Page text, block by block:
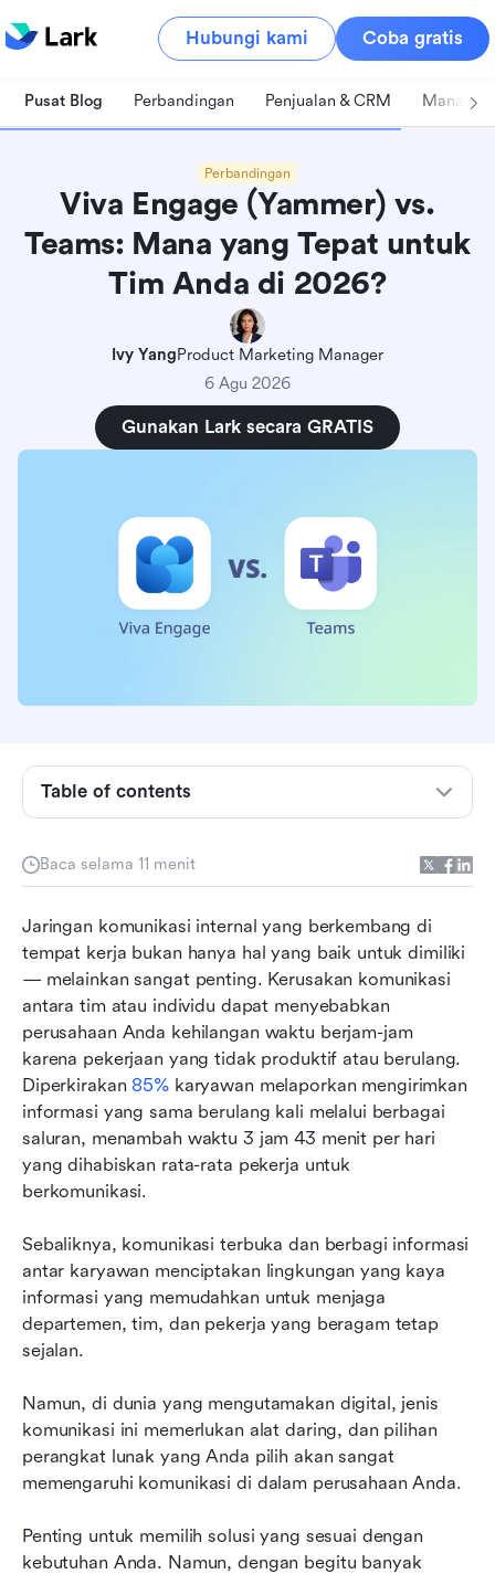
Hubungi kami Coba gratis
Pusat Blog Perbandingan Penjualan & CRM
Perbandingan
Viva Engage (Yammer) vs.
Teams: Mana yang Tepat untuk
Tim Anda di 2026?
Ivy YangProduct Marketing Manager
6 Agu 2026
Gunakan Lark secara GRATIS
Baca selama 11 menit
Jaringan komunikasi internal yang berkembang di
tempat kerja bukan hanya hal yang baik untuk dimiliki
— melainkan sangat penting. Kerusakan komunikasi
antara tim atau individu dapat menyebabkan
perusahaan Anda kehilangan waktu berjam-jam
karena pekerjaan yang tidak produktif atau berulang.
Diperkirakan 85% karyawan melaporkan mengirimkan
informasi yang sama berulang kali melalui berbagai
saluran, menambah waktu 3 jam 43 menit per hari
yang dihabiskan rata-rata pekerja untuk
berkomunikasi.
Sebaliknya, komunikasi terbuka dan berbagi informasi
antar karyawan menciptakan lingkungan yang kaya
informasi yang memudahkan untuk menjaga
departemen, tim, dan pekerja yang beragam tetap
sejalan.
Namun, di dunia yang mengutamakan digital, jenis
komunikasi ini memerlukan alat daring, dan pilihan
perangkat lunak yang Anda pilih akan sangat
memengaruhi komunikasi di dalam perusahaan Anda.
Penting untuk memilih solusi yang sesuai dengan
kebutuhan Anda. Namun, dengan begitu banyak
Table of contents
Mana yang memiliki fitur terbaik?
Mana yang memiliki harga terbaik?
Mana yang memiliki layanan pelanggan terbaik?
Mana yang paling mudah digunakan?
Mana yang paling aman dan sesuai peraturan?
Apa yang dikatakan pengguna lain?
Mana yang tepat untuk Anda?